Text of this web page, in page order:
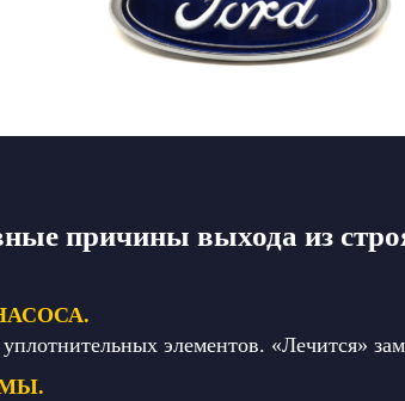
причины выхода из
элементов. «Лечится»